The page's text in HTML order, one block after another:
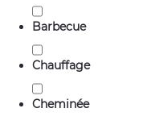
Barbecue
Chauffage
Cheminée